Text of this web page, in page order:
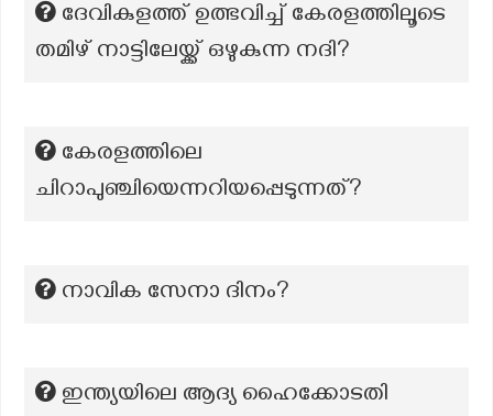
ദേവികുളത്ത് ഉത്ഭവിച്ച് കേരളത്തിലൂടെ
തമിഴ് നാട്ടിലേയ്ക്ക് ഒഴുകുന്ന നദി?
കേരളത്തിലെ
ചിറാപുഞ്ചിയെന്നറിയപ്പെടുന്നത്?
നാവിക സേനാ ദിനം?
ഇന്ത്യയിലെ ആദ്യ ഹൈക്കോടതി